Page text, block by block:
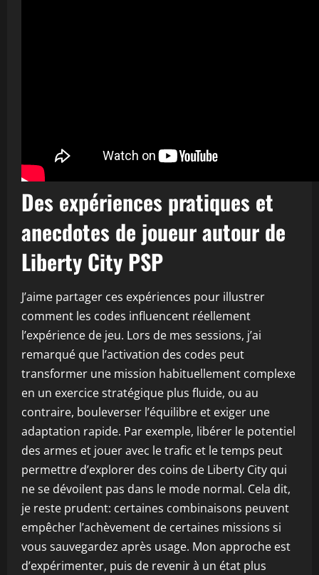
Des expériences pratiques et
anecdotes de joueur autour de
Liberty City PSP
J’aime partager ces expériences pour illustrer
comment les codes influencent réellement
l’expérience de jeu. Lors de mes sessions, j’ai
remarqué que l’activation des codes peut
transformer une mission habituellement complexe
en un exercice stratégique plus fluide, ou au
contraire, bouleverser l’équilibre et exiger une
adaptation rapide. Par exemple, libérer le potentiel
des armes et jouer avec le trafic et le temps peut
permettre d’explorer des coins de Liberty City qui
ne se dévoilent pas dans le mode normal. Cela dit,
je reste prudent: certaines combinaisons peuvent
empêcher l’achèvement de certaines missions si
vous sauvegardez après usage. Mon approche est
d’expérimenter, puis de revenir à un état plus